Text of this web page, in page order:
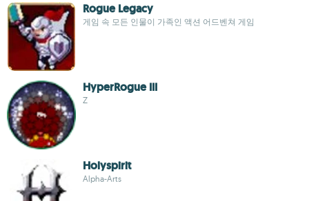
Rogue Legacy
게임 속 모든 인물이 가족인 액션 어드벤쳐 게임
HyperRogue III
Z
Holyspirit
Alpha-Arts